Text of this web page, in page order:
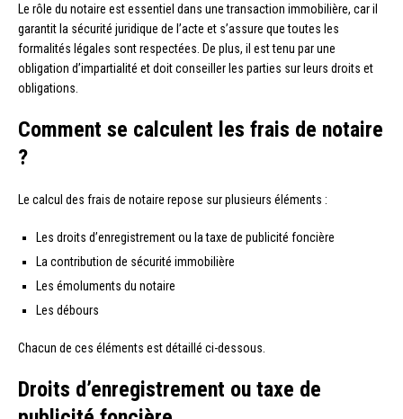
Le rôle du notaire est essentiel dans une transaction immobilière, car il
garantit la sécurité juridique de l’acte et s’assure que toutes les
formalités légales sont respectées. De plus, il est tenu par une
obligation d’impartialité et doit conseiller les parties sur leurs droits et
obligations.
Comment se calculent les frais de notaire
?
Le calcul des frais de notaire repose sur plusieurs éléments :
Les droits d’enregistrement ou la taxe de publicité foncière
La contribution de sécurité immobilière
Les émoluments du notaire
Les débours
Chacun de ces éléments est détaillé ci-dessous.
Droits d’enregistrement ou taxe de